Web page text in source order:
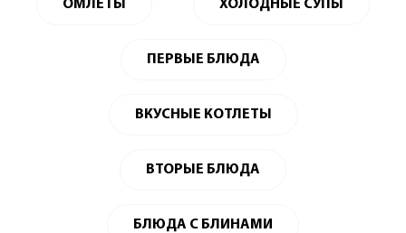
ОМЛЕТЫ ХОЛОДНЫЕ СУПЫ
ПЕРВЫЕ БЛЮДА
ВКУСНЫЕ КОТЛЕТЫ
ВТОРЫЕ БЛЮДА
БЛЮДА С БЛИНАМИ